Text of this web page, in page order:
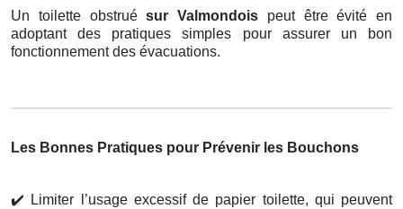
Un toilette obstruésur Valmondois peut être évité en
adoptant des pratiques simples pour assurer un bon
fonctionnement des évacuations.
Les Bonnes Pratiques pour Prévenir les Bouchons
✔️ Limiter l’usage excessif de papier toilette, qui peuvent